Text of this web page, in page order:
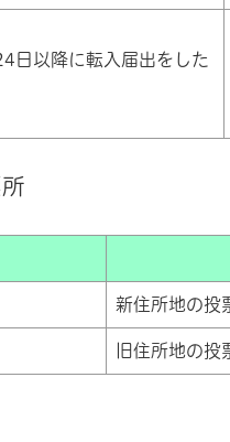
日以降に転入届出をした
新住所地の投
旧住所地の投